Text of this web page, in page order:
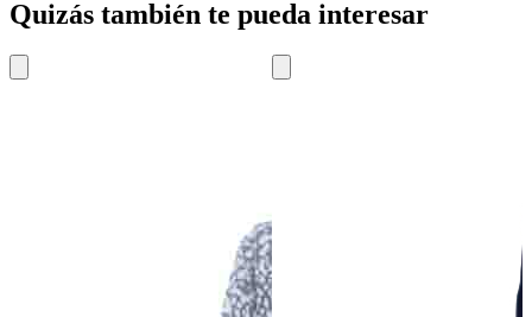
Quizás también te pueda interesar